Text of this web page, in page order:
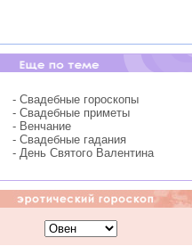
- Свадебные гороскопы
- Свадебные приметы
- Венчание
- Свадебные гадания
- День Святого Валентина